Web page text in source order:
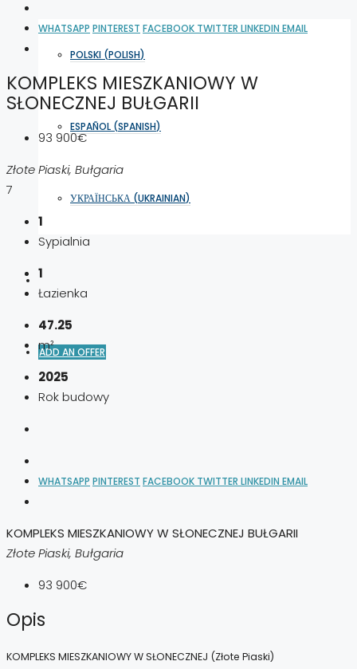
POLSKI (POLISH)
ESPAÑOL (SPANISH)
УКРАЇНСЬКА (UKRAINIAN)
ADD AN OFFER
WHATSAPP PINTEREST FACEBOOK TWITTER LINKEDIN EMAIL
KOMPLEKS MIESZKANIOWY W
SŁONECZNEJ BUŁGARII
93 900€
Złote Piaski, Bułgaria
7
1
Sypialnia
1
Łazienka
47.25
m²
2025
Rok budowy
WHATSAPP PINTEREST FACEBOOK TWITTER LINKEDIN EMAIL
KOMPLEKS MIESZKANIOWY W SŁONECZNEJ BUŁGARII
Złote Piaski, Bułgaria
93 900€
Opis
KOMPLEKS MIESZKANIOWY W SŁONECZNEJ (Złote Piaski)